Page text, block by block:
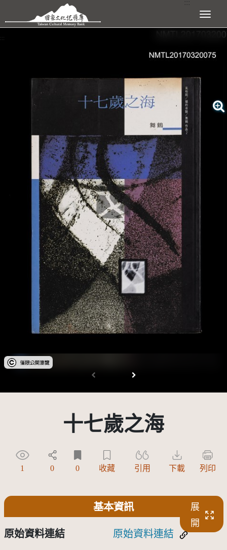
跳到主要內容區塊 展開選單
:::
受著作權法保護-僅限於本平台有限度公開瀏覽
十七歲之海
1 0 0 收藏 引用 下載 列印
基本資訊
展
開
原始資料連結 原始資料連結